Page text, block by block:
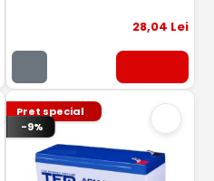
28,04 Lei
Pret special
-9%